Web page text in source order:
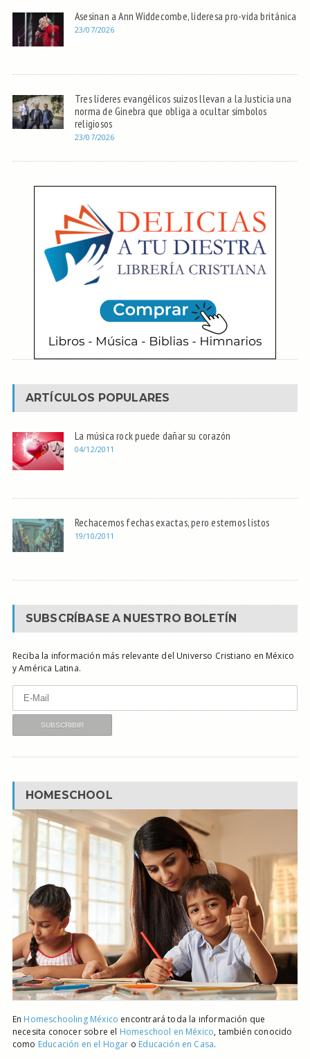
Asesinan a Ann Widdecombe, lideresa pro-vida británica
23/07/2026
Tres líderes evangélicos suizos llevan a la Justicia una
norma de Ginebra que obliga a ocultar símbolos
religiosos
23/07/2026
ARTÍCULOS POPULARES
La música rock puede dañar su corazón
04/12/2011
Rechacemos fechas exactas, pero estemos listos
19/10/2011
SUBSCRÍBASE A NUESTRO BOLETÍN
Reciba la información más relevante del Universo Cristiano en México
y América Latina.
HOMESCHOOL
En Homeschooling México encontrará toda la información que
necesita conocer sobre el Homeschool en México, también conocido
como Educación en el Hogar o Educación en Casa.